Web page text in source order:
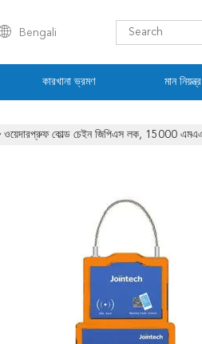
Bengali
কারখানা ভ্রমণ মান
ওয়েদারপ্রুফ কোল্ড চেইন জিপিএস লক, 15000